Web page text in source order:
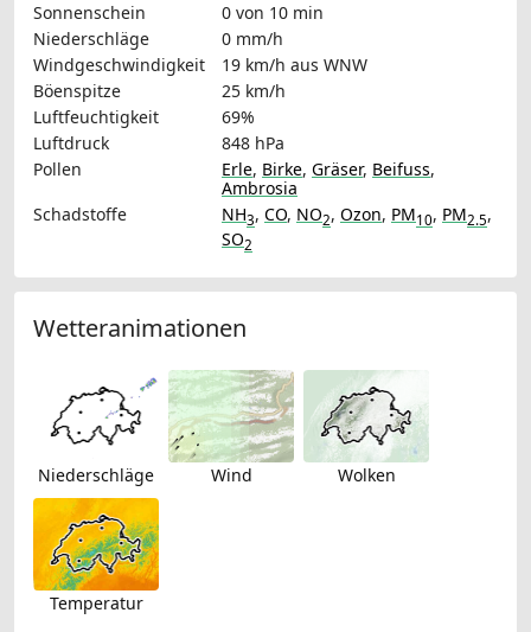
Sonnenschein
0 von 10 min
Niederschläge
0 mm/h
Windgeschwindigkeit
19 km/h aus WNW
Böenspitze
25 km/h
Luftfeuchtigkeit
69%
Luftdruck
848 hPa
Pollen
Erle, Birke, Gräser, Beifuss,
Ambrosia
Schadstoffe
NH3, CO, NO2, Ozon, PM10, PM2.5,
SO2
Wetteranimationen
Niederschläge Wind Wolken
Temperatur